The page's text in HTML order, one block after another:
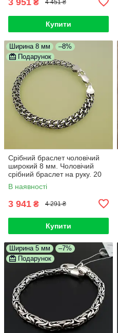
₴ 4 451 ₴
Купити
Ширина 8 мм
–8%
Подарунок
Срібний браслет чоловічий
широкий 8 мм. Чоловічий
срібний браслет на руку. 20
см
В наявності
3 941 ₴ 4 291 ₴
Купити
Ширина 5 мм
–7%
Подарунок